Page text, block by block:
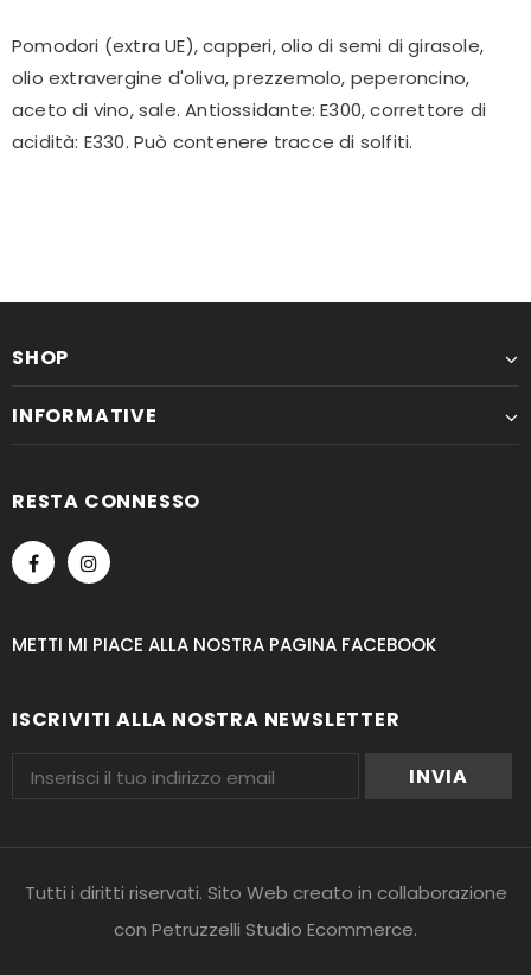
Pomodori (extra UE), capperi, olio di semi di girasole,
olio extravergine d'oliva, prezzemolo, peperoncino,
aceto di vino, sale. Antiossidante: E300, correttore di
acidità: E330. Può contenere tracce di solfiti.
SHOP
INFORMATIVE
RESTA CONNESSO
METTI MI PIACE ALLA NOSTRA PAGINA FACEBOOK
ISCRIVITI ALLA NOSTRA NEWSLETTER
Tutti i diritti riservati. Sito Web creato in collaborazione
con Petruzzelli Studio Ecommerce.